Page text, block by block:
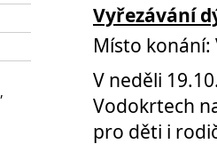
,
Vyřezávání
Místo konání:
V neděli
Vodokrtech
pro děti i